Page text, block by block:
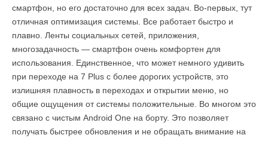
смартфон, но его достаточно для всех задач. Во-первых, тут
отличная оптимизация системы. Все работает быстро и
плавно. Ленты социальных сетей, приложения,
многозадачность — смартфон очень комфортен для
использования. Единственное, что может немного удивить
при переходе на 7 Plus с более дорогих устройств, это
излишняя плавность в переходах и открытии меню, но
общие ощущения от системы положительные. Во многом это
связано с чистым Android One на борту. Это позволяет
получать быстрее обновления и не обращать внимание на